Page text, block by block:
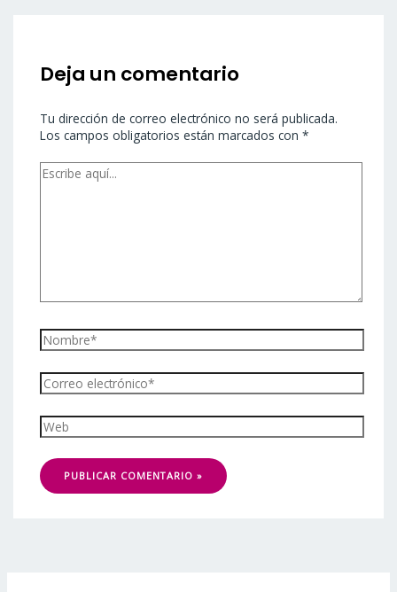
Deja un comentario
Tu dirección de correo electrónico no será publicada.
Los campos obligatorios están marcados con *